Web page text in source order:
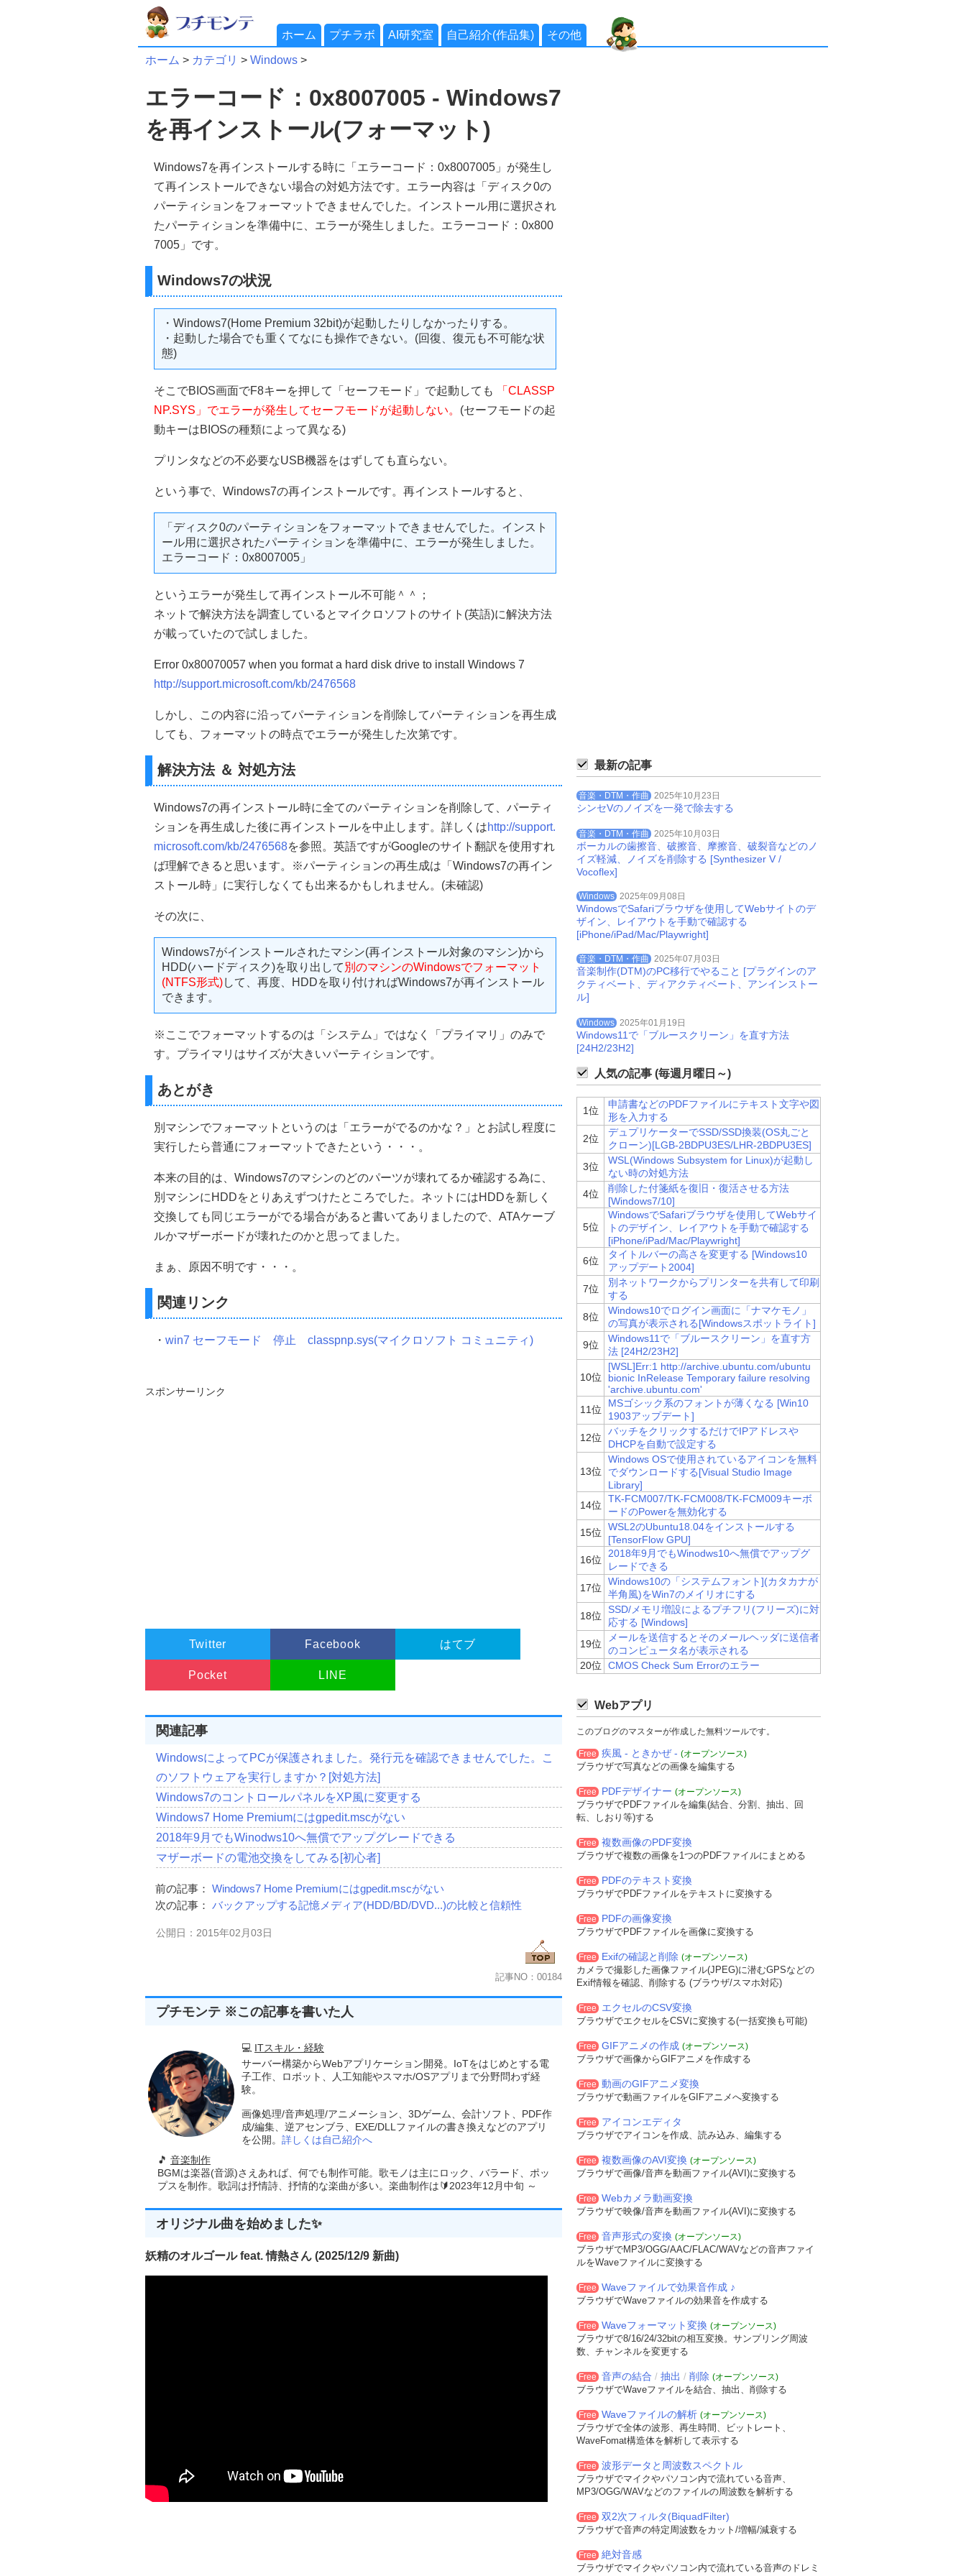
ホーム プチラボ AI研究室 自己紹介(作品集) その他
ホーム > カテゴリ > Windows >
エラーコード：0x8007005 - Windows7
を再インストール(フォーマット)
Windows7を再インストールする時に「エラーコード：0x8007005」が発生し
て再インストールできない場合の対処方法です。エラー内容は「ディスク0の
パーティションをフォーマットできませんでした。インストール用に選択され
たパーティションを準備中に、エラーが発生しました。エラーコード：0x800
7005」です。
Windows7の状況
・Windows7(Home Premium 32bit)が起動したりしなかったりする。
・起動した場合でも重くてなにも操作できない。(回復、復元も不可能な状
態)
そこでBIOS画面でF8キーを押して「セーフモード」で起動しても
「CLASSP
NP.SYS」でエラーが発生してセーフモードが起動しない。 (セーフモードの起
動キーはBIOSの種類によって異なる)
プリンタなどの不必要なUSB機器をはずしても直らない。
という事で、Windows7の再インストールです。再インストールすると、
「ディスク0のパーティションをフォーマットできませんでした。インスト
ール用に選択されたパーティションを準備中に、エラーが発生しました。
エラーコード：0x8007005」
というエラーが発生して再インストール不可能＾＾；
ネットで解決方法を調査しているとマイクロソフトのサイト(英語)に解決方法
が載っていたので試しました。
Error 0x80070057 when you format a hard disk drive to install Windows 7
http://support.microsoft.com/kb/2476568
しかし、この内容に沿ってパーティションを削除してパーティションを再生成
しても、フォーマットの時点でエラーが発生した次第です。
解決方法 ＆ 対処方法
Windows7の再インストール時に全てのパーティションを削除して、パーティ
ションを再生成した後に再インストールを中止します。詳しくはhttp://support.
microsoft.com/kb/2476568を参照。英語ですがGoogleのサイト翻訳を使用すれ
ば理解できると思います。※パーティションの再生成は「Windows7の再イン
ストール時」に実行しなくても出来るかもしれません。(未確認)
その次に、
Windows7がインストールされたマシン(再インストール対象のマシン)から
HDD(ハードディスク)を取り出して 別のマシンのWindowsでフォーマット
(NTFS形式)して、再度、HDDを取り付ければWindows7が再インストール
できます。
※ここでフォーマットするのは「システム」ではなく「プライマリ」のみで
す。プライマリはサイズが大きいパーティションです。
あとがき
別マシンでフォーマットというのは「エラーがでるのかな？」とお試し程度に
実行したら普通にフォーマットできたという・・・。
本来の目的は、Windows7のマシンのどのパーツが壊れてるか確認する為に、
別マシンにHDDをとりあえずつけたところでした。ネットにはHDDを新しく
交換しても同じエラーがでる場合があると書いてありましたので、ATAケーブ
ルかマザーボードが壊れたのかと思ってました。
まぁ、原因不明です・・・。
関連リンク
・ win7 セーフモード 停止 classpnp.sys(マイクロソフト コミュニティ)
スポンサーリンク
Twitter Facebook はてブ
Pocket LINE
関連記事
WindowsによってPCが保護されました。発行元を確認できませんでした。こ
のソフトウェアを実行しますか？[対処方法]
Windows7のコントロールパネルをXP風に変更する
Windows7 Home Premiumにはgpedit.mscがない
2018年9月でもWinodws10へ無償でアップグレードできる
マザーボードの電池交換をしてみる[初心者]
前の記事： Windows7 Home Premiumにはgpedit.mscがない
次の記事： バックアップする記憶メディア(HDD/BD/DVD...)の比較と信頼性
公開日：2015年02月03日
記事NO：00184
プチモンテ ※この記事を書いた人
💻 ITスキル・経験
サーバー構築からWebアプリケーション開発。IoTをはじめとする電
子工作、ロボット、人工知能やスマホ/OSアプリまで分野問わず経
験。
画像処理/音声処理/アニメーション、3Dゲーム、会計ソフト、PDF作
成/編集、逆アセンブラ、EXE/DLLファイルの書き換えなどのアプリ
を公開。 詳しくは自己紹介へ
🎵 音楽制作
BGMは楽器(音源)さえあれば、何でも制作可能。歌モノは主にロック、バラード、ポッ
プスを制作。歌詞は抒情詩、抒情的な楽曲が多い。楽曲制作は🔰2023年12月中旬 ～
オリジナル曲を始めました✨
妖精のオルゴール feat. 情熱さん (2025/12/9 新曲)
最新の記事
音楽・DTM・作曲 2025年10月23日
シンセVのノイズを一発で除去する
音楽・DTM・作曲 2025年10月03日
ボーカルの歯擦音、破擦音、摩擦音、破裂音などのノ
イズ軽減、ノイズを削除する [Synthesizer V /
Vocoflex]
Windows 2025年09月08日
WindowsでSafariブラウザを使用してWebサイトのデ
ザイン、レイアウトを手動で確認する
[iPhone/iPad/Mac/Playwright]
音楽・DTM・作曲 2025年07月03日
音楽制作(DTM)のPC移行でやること [プラグインのア
クティベート、ディアクティベート、アンインストー
ル]
Windows 2025年01月19日
Windows11で「ブルースクリーン」を直す方法
[24H2/23H2]
人気の記事 (毎週月曜日～)
1位
申請書などのPDFファイルにテキスト文字や図
形を入力する
2位
デュプリケーターでSSD/SSD換装(OS丸ごと
クローン)[LGB-2BDPU3ES/LHR-2BDPU3ES]
3位
WSL(Windows Subsystem for Linux)が起動し
ない時の対処方法
4位
削除した付箋紙を復旧・復活させる方法
[Windows7/10]
5位
WindowsでSafariブラウザを使用してWebサイ
トのデザイン、レイアウトを手動で確認する
[iPhone/iPad/Mac/Playwright]
6位
タイトルバーの高さを変更する [Windows10
アップデート2004]
7位
別ネットワークからプリンターを共有して印刷
する
8位
Windows10でログイン画面に「ナマケモノ」
の写真が表示される[Windowsスポットライト]
9位
Windows11で「ブルースクリーン」を直す方
法 [24H2/23H2]
10位
[WSL]Err:1 http://archive.ubuntu.com/ubuntu
bionic InRelease Temporary failure resolving
'archive.ubuntu.com'
11位
MSゴシック系のフォントが薄くなる [Win10
1903アップデート]
12位
バッチをクリックするだけでIPアドレスや
DHCPを自動で設定する
13位
Windows OSで使用されているアイコンを無料
でダウンロードする[Visual Studio Image
Library]
14位
TK-FCM007/TK-FCM008/TK-FCM009キーボ
ードのPowerを無効化する
15位
WSL2のUbuntu18.04をインストールする
[TensorFlow GPU]
16位
2018年9月でもWinodws10へ無償でアップグ
レードできる
17位
Windows10の「システムフォント](カタカナが
半角風)をWin7のメイリオにする
18位
SSD/メモリ増設によるプチフリ(フリーズ)に対
応する [Windows]
19位
メールを送信するとそのメールヘッダに送信者
のコンピュータ名が表示される
20位
CMOS Check Sum Errorのエラー
Webアプリ
このブログのマスターが作成した無料ツールです。
Free 疾風 - ときかぜ - (オープンソース)
ブラウザで写真などの画像を編集する
Free PDFデザイナー (オープンソース)
ブラウザでPDFファイルを編集(結合、分割、抽出、回
転、しおり等)する
Free 複数画像のPDF変換
ブラウザで複数の画像を1つのPDFファイルにまとめる
Free PDFのテキスト変換
ブラウザでPDFファイルをテキストに変換する
Free PDFの画像変換
ブラウザでPDFファイルを画像に変換する
Free Exifの確認と削除 (オープンソース)
カメラで撮影した画像ファイル(JPEG)に潜むGPSなどの
Exif情報を確認、削除する (ブラウザ/スマホ対応)
Free エクセルのCSV変換
ブラウザでエクセルをCSVに変換する(一括変換も可能)
Free GIFアニメの作成 (オープンソース)
ブラウザで画像からGIFアニメを作成する
Free 動画のGIFアニメ変換
ブラウザで動画ファイルをGIFアニメへ変換する
Free アイコンエディタ
ブラウザでアイコンを作成、読み込み、編集する
Free 複数画像のAVI変換 (オープンソース)
ブラウザで画像/音声を動画ファイル(AVI)に変換する
Free Webカメラ動画変換
ブラウザで映像/音声を動画ファイル(AVI)に変換する
Free 音声形式の変換 (オープンソース)
ブラウザでMP3/OGG/AAC/FLAC/WAVなどの音声ファイ
ルをWaveファイルに変換する
Free Waveファイルで効果音作成 ♪
ブラウザでWaveファイルの効果音を作成する
Free Waveフォーマット変換 (オープンソース)
ブラウザで8/16/24/32bitの相互変換。サンプリング周波
数、チャンネルを変更する
Free 音声の結合 / 抽出 / 削除 (オープンソース)
ブラウザでWaveファイルを結合、抽出、削除する
Free Waveファイルの解析 (オープンソース)
ブラウザで全体の波形、再生時間、ビットレート、
WaveFomat構造体を解析して表示する
Free 波形データと周波数スペクトル
ブラウザでマイクやパソコン内で流れている音声、
MP3/OGG/WAVなどのファイルの周波数を解析する
Free 双2次フィルタ(BiquadFilter)
ブラウザで音声の特定周波数をカット/増幅/減衰する
Free 絶対音感
ブラウザでマイクやパソコン内で流れている音声のドレミ